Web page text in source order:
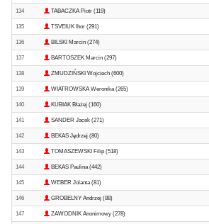
134 TABACZKA Piotr (119)
135 TSVEIUK Ihor (291)
136 BILSKI Marcin (274)
137 BARTOSZEK Marcin (297)
138 ZMUDZIŃSKI Wojciech (600)
139 WIATROWSKA Weronika (265)
140 KUBIAK Błażej (160)
141 SANDER Jacek (271)
142 BEKAS Jędrzej (80)
143 TOMASZEWSKI Filip (518)
144 BEKAS Paulina (442)
145 WEBER Jolanta (81)
146 GROBELNY Andrzej (88)
147 ZAWODNIK Anonimowy (278)